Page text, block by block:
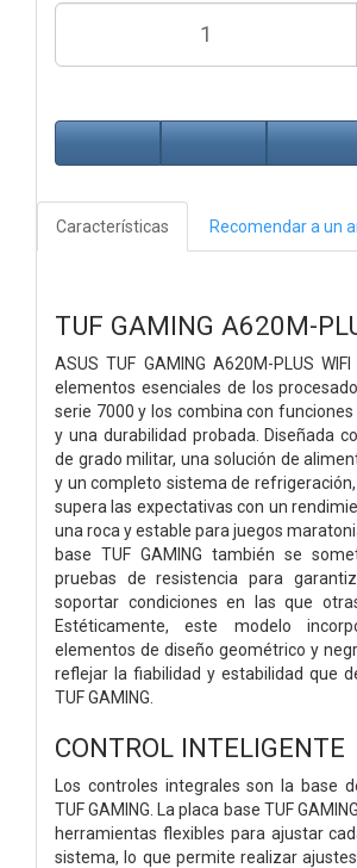
Características Recomendar a un
TUF GAMING A620M-
ASUS TUF GAMING A620M-PLUS
elementos esenciales de los
serie 7000 y los combina con
y una durabilidad probada. Diseñada
de grado militar, una solución de
y un completo sistema de
supera las expectativas con un
una roca y estable para juegos
base TUF GAMING también se
pruebas de resistencia para
soportar condiciones en las que
Estéticamente, este modelo
elementos de diseño geométrico y
reflejar la fiabilidad y estabilidad que
TUF GAMING.
CONTROL INTELIGENTE
Los controles integrales son la base
TUF GAMING. La placa base TUF
herramientas flexibles para ajustar
sistema, lo que permite realizar